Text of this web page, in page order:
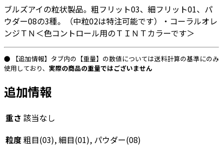
ウ
ダ
ー
1834「TN
コ
ー
ル
レ
ジ
ブルズアイの粒状製品。粗フリット03、細フリット01、パ
ウダー08の3種。（中粒02は特注可能です）・コーラルオレ
ンジＴＮ＜色コントロール用のＴＩＮＴカラーです＞
● 【追加情報】タブ内の【重量】の数値については送料計算の基準にのみ
使用しており、 実際の商品の重量ではございません
追加情報
重さ 該当なし
粒度粗目(03), 細目(01), パウダー(08)